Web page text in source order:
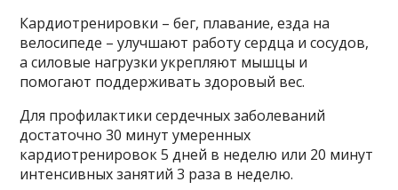
Кардиотренировки – бег, плавание, езда на
велосипеде – улучшают работу сердца и сосудов,
а силовые нагрузки укрепляют мышцы и
помогают поддерживать здоровый вес.
Для профилактики сердечных заболеваний
достаточно 30 минут умеренных
кардиотренировок 5 дней в неделю или 20 минут
интенсивных занятий 3 раза в неделю.